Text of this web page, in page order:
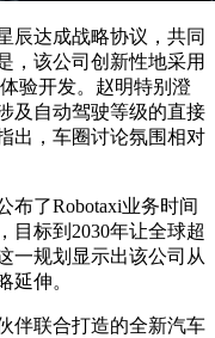
辰达成战略协议，共同
，该公司创新性地采用
验开发。赵明特别澄
及自动驾驶等级的直接
出，车圈讨论氛围相对
布了Robotaxi业务时间
目标到2030年让全球超
一规划显示出该公司从
延伸。
伴联合打造的全新汽车